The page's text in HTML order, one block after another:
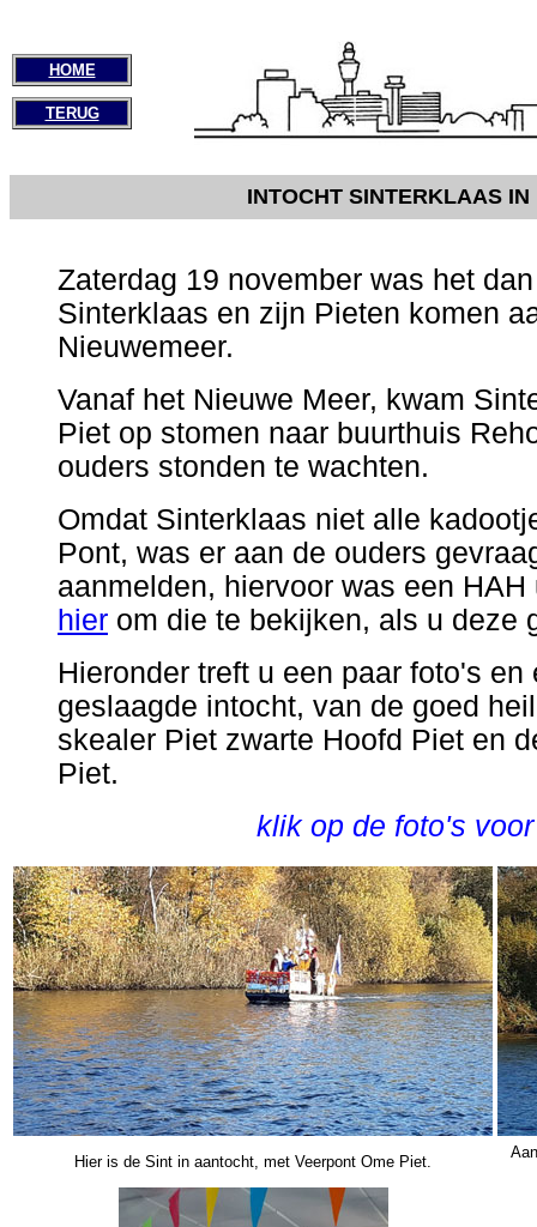
HOME
TERUG
INTOCHT SINTERKLAAS IN
Zaterdag 19 november was het
Sinterklaas en zijn Pieten komen
Nieuwemeer.
Vanaf het Nieuwe Meer, kwam
Piet op stomen naar buurthuis
ouders stonden te wachten.
Omdat Sinterklaas niet alle
Pont, was er aan de ouders
aanmelden, hiervoor was een
hier om die te bekijken, als u deze
Hieronder treft u een paar foto's
geslaagde intocht, van de goed
skealer Piet zwarte Hoofd Piet en
Piet.
klik op de foto's
Hier is de Sint in aantocht, met Veerpont Ome Piet.